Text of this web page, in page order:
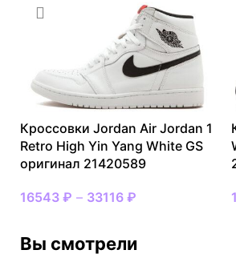
Кроссовки Jordan Air Jordan 1
Retro High Yin Yang White GS
оригинал 21420589
16543 ₽ – 33116 ₽
Вы смотрели